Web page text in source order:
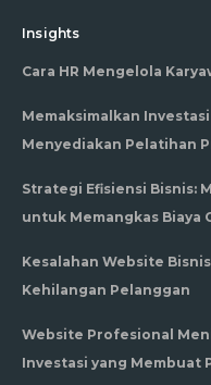
Insights
Cara HR Mengelola
Memaksimalkan
Menyediakan Pelatihan
Strategi Efisiensi Bisnis:
untuk Memangkas Biaya
Kesalahan Website
Kehilangan Pelanggan
Website Profesional
Investasi yang Membuat